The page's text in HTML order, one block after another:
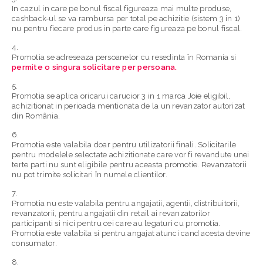
In cazul in care pe bonul fiscal figureaza mai multe produse,
cashback-ul se va rambursa per total pe achizitie (sistem 3 in 1)
nu pentru fiecare produs in parte care figureaza pe bonul fiscal.
Promotia se adreseaza persoanelor cu resedinta în Romania si
permite o singura solicitare per persoana.
Promotia se aplica oricarui carucior 3 in 1 marca Joie eligibil,
achizitionat in perioada mentionata de la un revanzator autorizat
din România.
Promotia este valabila doar pentru utilizatorii finali. Solicitarile
pentru modelele selectate achizitionate care vor fi revandute unei
terte parti nu sunt eligibile pentru aceasta promotie. Revanzatorii
nu pot trimite solicitari în numele clientilor.
Promotia nu este valabila pentru angajatii, agentii, distribuitorii,
revanzatorii, pentru angajatii din retail ai revanzatorilor
participanti si nici pentru cei care au legaturi cu promotia.
Promotia este valabila si pentru angajat atunci cand acesta devine
consumator.